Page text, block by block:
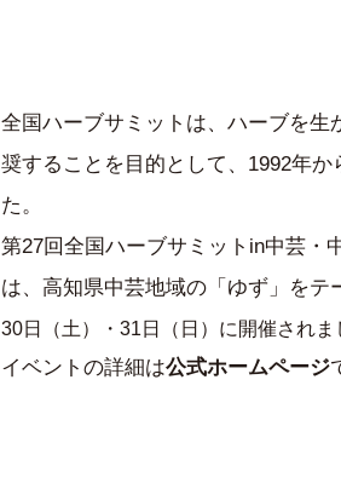
全国ハーブサミットは、ハーブを生
奨することを目的として、1992年
た。
第27回全国ハーブサミットin中芸・
は、高知県中芸地域の「ゆず」をテ
30日（土）・31日（日）に開催されま
イベントの詳細は公式ホームページ